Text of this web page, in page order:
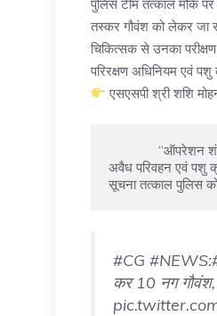
पुलिस टीम तत्काल मौके पर
तस्कर गौवंश को लेकर जा
चिकित्सक से उनका
परिरक्षण अधिनियम एवं
एसएसपी श्री शशि
अवैध परिवहन एवं पशु
सूचना तत्काल पुलिस
#CG #NEWS:
कर 10 नग